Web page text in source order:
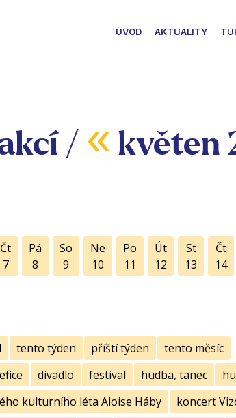
ÚVOD AKTUALITY
/ « květen
Čt
7
Pá
8
So
9
Ne
10
Po
11
Út
12
St
13
Čt
14
tento týden příští týden
tento měsíc
divadlo festival hudba, tanec
kulturního léta Aloise Háby
koncert